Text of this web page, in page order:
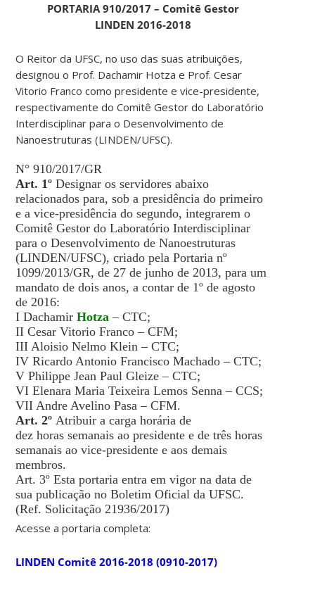
PORTARIA 910/2017 – Comitê Gestor
LINDEN 2016-2018
O Reitor da UFSC, no uso das suas atribuições,
designou o Prof. Dachamir Hotza e Prof. Cesar
Vitorio Franco como presidente e vice-presidente,
respectivamente do Comitê Gestor do Laboratório
Interdisciplinar para o Desenvolvimento de
Nanoestruturas (LINDEN/UFSC).
N° 910/2017/GR
Art. 1º Designar os servidores abaixo
relacionados para, sob a presidência do primeiro
e a vice-presidência do segundo, integrarem o
Comitê Gestor do Laboratório Interdisciplinar
para o Desenvolvimento de Nanoestruturas
(LINDEN/UFSC), criado pela Portaria nº
1099/2013/GR, de 27 de junho de 2013, para um
mandato de dois anos, a contar de 1º de agosto
de 2016:
I DachamirHotza – CTC;
II Cesar Vitorio Franco – CFM;
III Aloisio Nelmo Klein – CTC;
IV Ricardo Antonio Francisco Machado – CTC;
V Philippe Jean Paul Gleize – CTC;
VI Elenara Maria Teixeira Lemos Senna – CCS;
VII Andre Avelino Pasa – CFM.
Art. 2º Atribuir a carga horária de
dez horas semanais ao presidente e de três horas
semanais ao vice-presidente e aos demais
membros.
Art. 3º Esta portaria entra em vigor na data de
sua publicação no Boletim Oficial da UFSC.
(Ref. Solicitação 21936/2017)
Acesse a portaria completa:
LINDEN Comitê 2016-2018 (0910-2017)